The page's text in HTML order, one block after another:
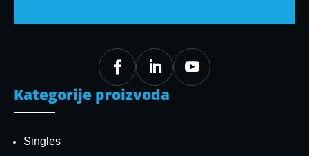
Kategorije proizvoda
Singles
  